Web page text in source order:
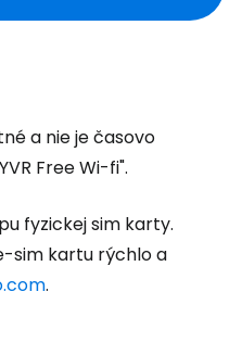
a nie je časovo
Free Wi-fi".
fyzickej sim karty.
sim kartu rýchlo a
.